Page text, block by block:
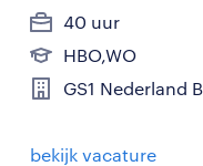
40 uur
HBO,WO
GS1 Nederland
bekijk vacature